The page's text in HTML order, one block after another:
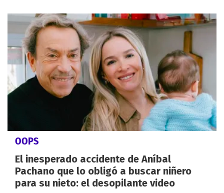
OOPS
El inesperado accidente de Aníbal
Pachano que lo obligó a buscar niñero
para su nieto: el desopilante video